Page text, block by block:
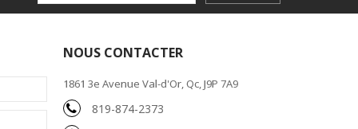
NOUS CONTACTER
1861 3e Avenue Val-d'Or, Qc, J9P 7A9
819-874-2373